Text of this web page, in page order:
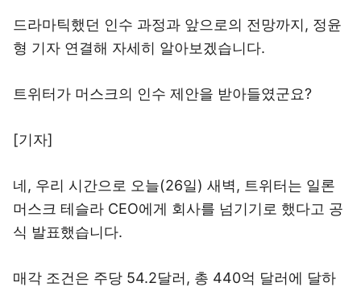
드라마틱했던 인수 과정과 앞으로의 전망까지, 정윤
형 기자 연결해 자세히 알아보겠습니다.
트위터가 머스크의 인수 제안을 받아들였군요?
[기자]
네, 우리 시간으로 오늘(26일) 새벽, 트위터는 일론
머스크 테슬라 CEO에게 회사를 넘기기로 했다고 공
식 발표했습니다.
매각 조건은 주당 54.2달러, 총 440억 달러에 달하